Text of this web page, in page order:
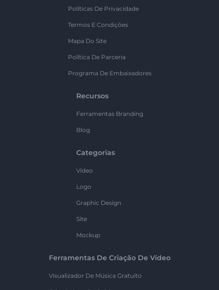
Políticas De Privacidade
Termos E Condições
Mapa Do Site
Política De Parceria
Programa De Embaixadores
Recursos
Ferramentas Branding
Blog
Categorias
Vídeo
Logo
Graphic Design
Site
Mockup
Ferramentas De Criação De Vídeo
Visualizador De Música Gratuito